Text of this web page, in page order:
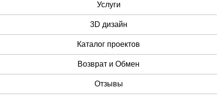
Услуги
3D дизайн
Каталог проектов
Возврат и Обмен
Отзывы